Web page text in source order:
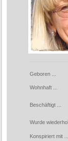
Geboren ...
Wohnhaft ...
Beschäftigt ...
Wurde
Konspiriert mit ...